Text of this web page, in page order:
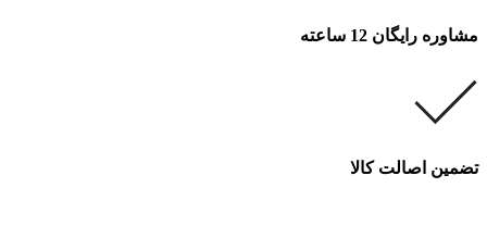
مشاوره رایگان 12 ساعته
تضمین اصالت کالا